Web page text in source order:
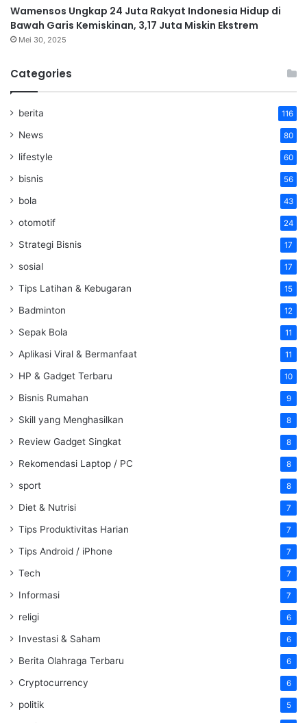
Wamensos Ungkap 24 Juta Rakyat Indonesia Hidup di
Bawah Garis Kemiskinan, 3,17 Juta Miskin Ekstrem
Mei 30, 2025
Categories
berita 116
News 80
lifestyle 60
bisnis 56
bola 43
otomotif 24
Strategi Bisnis 17
sosial 17
Tips Latihan & Kebugaran 15
Badminton 12
Sepak Bola 11
Aplikasi Viral & Bermanfaat 11
HP & Gadget Terbaru 10
Bisnis Rumahan 9
Skill yang Menghasilkan 8
Review Gadget Singkat 8
Rekomendasi Laptop / PC 8
sport 8
Diet & Nutrisi 7
Tips Produktivitas Harian 7
Tips Android / iPhone 7
Tech 7
Informasi 7
religi 6
Investasi & Saham 6
Berita Olahraga Terbaru 6
Cryptocurrency 6
politik 5